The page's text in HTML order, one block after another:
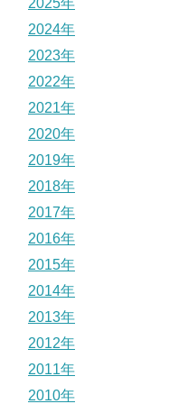
2025年
2024年
2023年
2022年
2021年
2020年
2019年
2018年
2017年
2016年
2015年
2014年
2013年
2012年
2011年
2010年